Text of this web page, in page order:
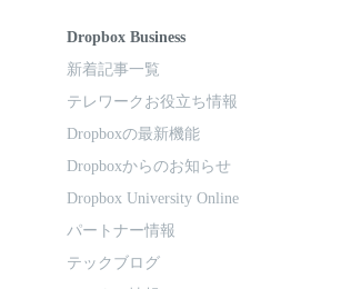
Dropbox Business
新着記事一覧
テレワークお役立ち情報
Dropboxの最新機能
Dropboxからのお知らせ
Dropbox University Online
パートナー情報
テックブログ